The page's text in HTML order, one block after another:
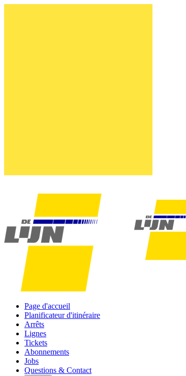
Page d'accueil
Planificateur d'itinéraire
Arrêts
Lignes
Tickets
Abonnements
Jobs
Questions & Contact